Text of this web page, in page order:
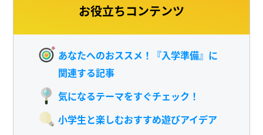
お役立ちコンテンツ
あなたへのおススメ！『入学準備』に
関連する記事
気になるテーマをすぐチェック！
小学生と楽しむおすすめ遊びアイデア